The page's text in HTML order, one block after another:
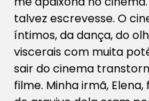
talvez escrevesse. O
íntimos, da dança, do
viscerais com muita
sair do cinema
filme. Minha irmã,